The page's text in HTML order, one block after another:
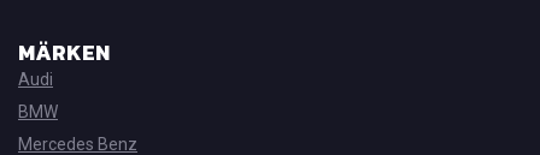
MÄRKEN
Audi
BMW
Mercedes Benz